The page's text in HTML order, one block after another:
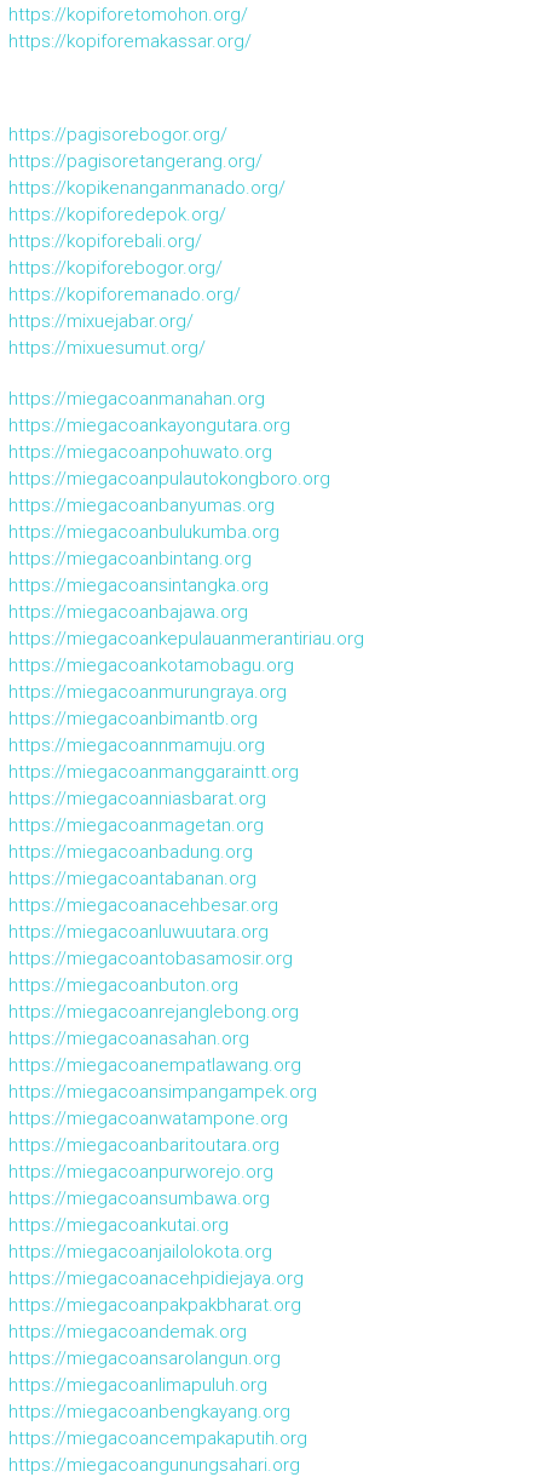
https://kopiforetomohon.org/
https://kopiforemakassar.org/
https://pagisorebogor.org/
https://pagisoretangerang.org/
https://kopikenanganmanado.org/
https://kopiforedepok.org/
https://kopiforebali.org/
https://kopiforebogor.org/
https://kopiforemanado.org/
https://mixuejabar.org/
https://mixuesumut.org/
https://miegacoanmanahan.org
https://miegacoankayongutara.org
https://miegacoanpohuwato.org
https://miegacoanpulautokongboro.org
https://miegacoanbanyumas.org
https://miegacoanbulukumba.org
https://miegacoanbintang.org
https://miegacoansintangka.org
https://miegacoanbajawa.org
https://miegacoankepulauanmerantiriau.org
https://miegacoankotamobagu.org
https://miegacoanmurungraya.org
https://miegacoanbimantb.org
https://miegacoannmamuju.org
https://miegacoanmanggaraintt.org
https://miegacoanniasbarat.org
https://miegacoanmagetan.org
https://miegacoanbadung.org
https://miegacoantabanan.org
https://miegacoanacehbesar.org
https://miegacoanluwuutara.org
https://miegacoantobasamosir.org
https://miegacoanbuton.org
https://miegacoanrejanglebong.org
https://miegacoanasahan.org
https://miegacoanempatlawang.org
https://miegacoansimpangampek.org
https://miegacoanwatampone.org
https://miegacoanbaritoutara.org
https://miegacoanpurworejo.org
https://miegacoansumbawa.org
https://miegacoankutai.org
https://miegacoanjailolokota.org
https://miegacoanacehpidiejaya.org
https://miegacoanpakpakbharat.org
https://miegacoandemak.org
https://miegacoansarolangun.org
https://miegacoanlimapuluh.org
https://miegacoanbengkayang.org
https://miegacoancempakaputih.org
https://miegacoangunungsahari.org